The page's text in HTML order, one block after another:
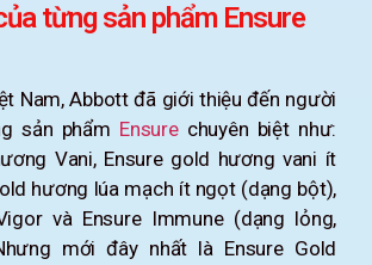
từng sản phẩm Ensure
Nam, Abbott đã giới thiệu đến người
sản phẩm Ensurechuyên biệt như:
Vani, Ensure gold hương vani ít
hương lúa mạch ít ngọt (dạng bột),
và Ensure Immune (dạng lỏng,
mới đây nhất là Ensure Gold